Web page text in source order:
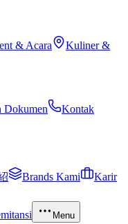
& Acara
Kuliner &
Dokumen
Kontak
Brands Kami
Karir
Menu